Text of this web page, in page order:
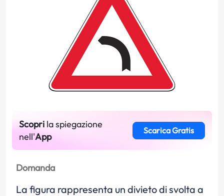
Scopri la spiegazione
nell'App
Scarica Gratis
Domanda
La figura rappresenta un divieto di svolta a